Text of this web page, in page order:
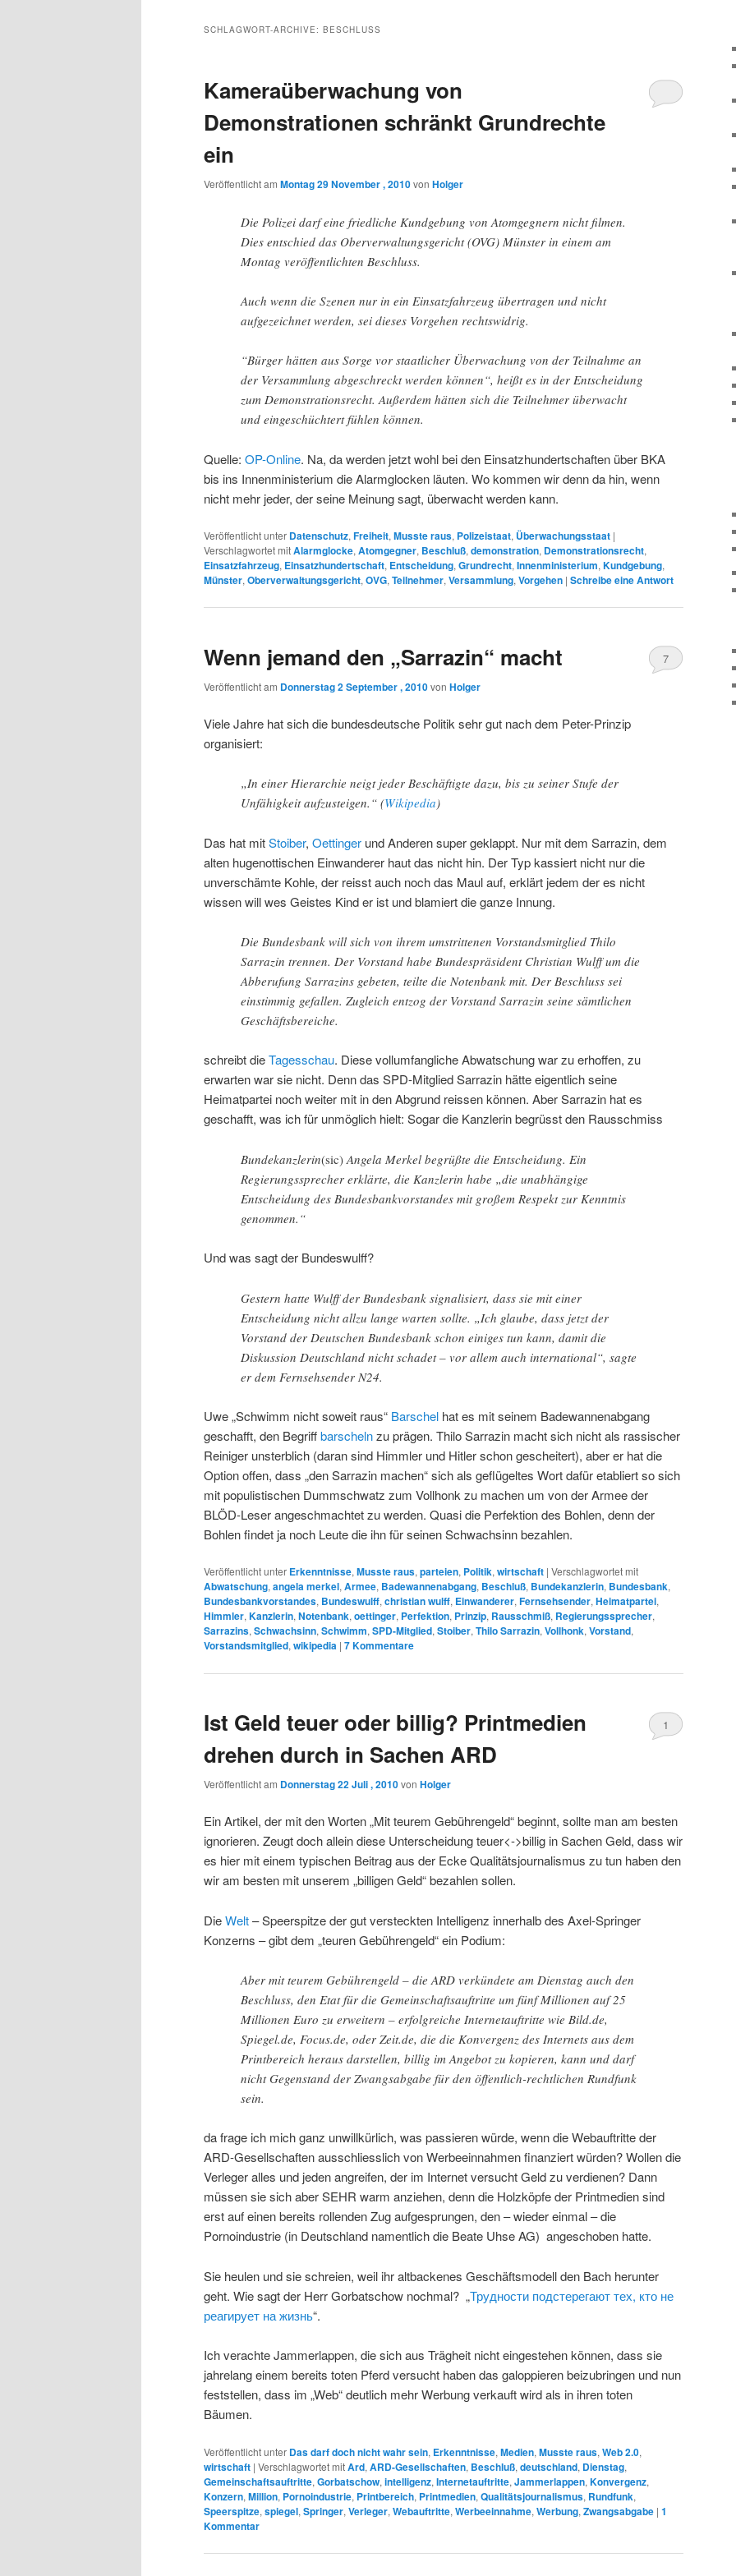
wechseln
SCHLAGWORT-ARCHIVE: BESCHLUSS
Kameraüberwachung von
Demonstrationen schränkt Grundrechte
ein
Veröffentlicht am Montag 29 November , 2010von Holger
Die Polizei darf eine friedliche Kundgebung von Atomgegnern nicht filmen.
Dies entschied das Oberverwaltungsgericht (OVG) Münster in einem am
Montag veröffentlichten Beschluss.
Auch wenn die Szenen nur in ein Einsatzfahrzeug übertragen und nicht
aufgezeichnet werden, sei dieses Vorgehen rechtswidrig.
“Bürger hätten aus Sorge vor staatlicher Überwachung von der Teilnahme an
der Versammlung abgeschreckt werden können“, heißt es in der Entscheidung
zum Demonstrationsrecht. Außerdem hätten sich die Teilnehmer überwacht
und eingeschüchtert fühlen können.
Quelle: OP-Online. Na, da werden jetzt wohl bei den Einsatzhundertschaften über BKA
bis ins Innenministerium die Alarmglocken läuten. Wo kommen wir denn da hin, wenn
nicht mehr jeder, der seine Meinung sagt, überwacht werden kann.
Veröffentlicht unter Datenschutz, Freiheit, Musste raus, Polizeistaat, Überwachungsstaat |
Verschlagwortet mitAlarmglocke, Atomgegner, Beschluß, demonstration, Demonstrationsrecht,
Einsatzfahrzeug, Einsatzhundertschaft, Entscheidung, Grundrecht, Innenministerium, Kundgebung,
Münster, Oberverwaltungsgericht, OVG, Teilnehmer, Versammlung, Vorgehen | Schreibe eine Antwort
Wenn jemand den „Sarrazin“ macht
Veröffentlicht am Donnerstag 2 September , 2010von Holger
7
Viele Jahre hat sich die bundesdeutsche Politik sehr gut nach dem Peter-Prinzip
organisiert:
„In einer Hierarchie neigt jeder Beschäftigte dazu, bis zu seiner Stufe der
Unfähigkeit aufzusteigen.“ (Wikipedia)
Das hat mitStoiber, Oettinger und Anderen super geklappt. Nur mit dem Sarrazin, dem
alten hugenottischen Einwanderer haut das nicht hin. Der Typ kassiert nicht nur die
unverschämte Kohle, der reisst auch noch das Maul auf, erklärt jedem der es nicht
wissen will wes Geistes Kind er ist und blamiert die ganze Innung.
Die Bundesbank will sich von ihrem umstrittenen Vorstandsmitglied Thilo
Sarrazin trennen. Der Vorstand habe Bundespräsident Christian Wulff um die
Abberufung Sarrazins gebeten, teilte die Notenbank mit. Der Beschluss sei
einstimmig gefallen. Zugleich entzog der Vorstand Sarrazin seine sämtlichen
Geschäftsbereiche.
schreibt dieTagesschau. Diese vollumfangliche Abwatschung war zu erhoffen, zu
erwarten war sie nicht. Denn das SPD-Mitglied Sarrazin hätte eigentlich seine
Heimatpartei noch weiter mit in den Abgrund reissen können. Aber Sarrazin hat es
geschafft, was ich für unmöglich hielt: Sogar die Kanzlerin begrüsst den Rausschmiss
Bundekanzlerin(sic) Angela Merkel begrüßte die Entscheidung. Ein
Regierungssprecher erklärte, die Kanzlerin habe „die unabhängige
Entscheidung des Bundesbankvorstandes mit großem Respekt zur Kenntnis
genommen.“
Und was sagt der Bundeswulff?
Gestern hatte Wulff der Bundesbank signalisiert, dass sie mit einer
Entscheidung nicht allzu lange warten sollte. „Ich glaube, dass jetzt der
Vorstand der Deutschen Bundesbank schon einiges tun kann, damit die
Diskussion Deutschland nicht schadet – vor allem auch international“, sagte
er dem Fernsehsender N24.
Uwe „Schwimm nicht soweit raus“ Barschel hat es mit seinem Badewannenabgang
geschafft, den Begriffbarschelnzu prägen. Thilo Sarrazin macht sich nicht als rassischer
Reiniger unsterblich (daran sind Himmler und Hitler schon gescheitert), aber er hat die
Option offen, dass „den Sarrazin machen“ sich als geflügeltes Wort dafür etabliert so sich
mit populistischen Dummschwatz zum Vollhonk zu machen um von der Armee der
BLÖD-Leser angeschmachtet zu werden. Quasi die Perfektion des Bohlen, denn der
Bohlen findet ja noch Leute die ihn für seinen Schwachsinn bezahlen.
Veröffentlicht unter Erkenntnisse, Musste raus, parteien, Politik, wirtschaft | Verschlagwortet mit
Abwatschung, angela merkel, Armee, Badewannenabgang, Beschluß, Bundekanzlerin, Bundesbank,
Bundesbankvorstandes, Bundeswulff, christian wulff, Einwanderer, Fernsehsender, Heimatpartei,
Himmler, Kanzlerin, Notenbank, oettinger, Perfektion, Prinzip, Rausschmiß, Regierungssprecher,
Sarrazins, Schwachsinn, Schwimm, SPD-Mitglied, Stoiber, Thilo Sarrazin, Vollhonk, Vorstand,
Vorstandsmitglied, wikipedia | 7Kommentare
Ist Geld teuer oder billig? Printmedien
drehen durch in Sachen ARD
Veröffentlicht am Donnerstag 22 Juli , 2010von Holger
1
Ein Artikel, der mit den Worten „Mit teurem Gebührengeld“ beginnt, sollte man am besten
ignorieren. Zeugt doch allein diese Unterscheidung teuer<->billig in Sachen Geld, dass wir
es hier mit einem typischen Beitrag aus der Ecke Qualitätsjournalismus zu tun haben den
wir am besten mit unserem „billigen Geld“ bezahlen sollen.
DieWelt– Speerspitze der gut versteckten Intelligenz innerhalb des Axel-Springer
Konzerns – gibt dem „teuren Gebührengeld“ ein Podium:
Aber mit teurem Gebührengeld – die ARD verkündete am Dienstag auch den
Beschluss, den Etat für die Gemeinschaftsauftritte um fünf Millionen auf 25
Millionen Euro zu erweitern – erfolgreiche Internetauftritte wie Bild.de,
Spiegel.de, Focus.de, oder Zeit.de, die die Konvergenz des Internets aus dem
Printbereich heraus darstellen, billig im Angebot zu kopieren, kann und darf
nicht Gegenstand der Zwangsabgabe für den öffentlich-rechtlichen Rundfunk
sein.
da frage ich mich ganz unwillkürlich, was passieren würde, wenn die Webauftritte der
ARD-Gesellschaften ausschliesslich von Werbeeinnahmen finanziert würden? Wollen die
Verleger alles und jeden angreifen, der im Internet versucht Geld zu verdienen? Dann
müssen sie sich aber SEHR warm anziehen, denn die Holzköpfe der Printmedien sind
erst auf einen bereits rollenden Zug aufgesprungen, den – wieder einmal – die
Pornoindustrie (in Deutschland namentlich die Beate Uhse AG) angeschoben hatte.
Sie heulen und sie schreien, weil ihr altbackenes Geschäftsmodell den Bach herunter
geht. Wie sagt der Herr Gorbatschow nochmal? „Трудности подстерегают тех, кто не
реагирует на жизнь“.
Ich verachte Jammerlappen, die sich aus Trägheit nicht eingestehen können, dass sie
jahrelang einem bereits toten Pferd versucht haben das galoppieren beizubringen und nun
feststellen, dass im „Web“ deutlich mehr Werbung verkauft wird als in ihren toten
Bäumen.
Veröffentlicht unter Das darf doch nicht wahr sein, Erkenntnisse, Medien, Musste raus, Web 2.0,
wirtschaft | Verschlagwortet mitArd, ARD-Gesellschaften, Beschluß, deutschland, Dienstag,
Gemeinschaftsauftritte, Gorbatschow, intelligenz, Internetauftritte, Jammerlappen, Konvergenz,
Konzern, Million, Pornoindustrie, Printbereich, Printmedien, Qualitätsjournalismus, Rundfunk,
Speerspitze, spiegel, Springer, Verleger, Webauftritte, Werbeeinnahme, Werbung, Zwangsabgabe | 1
Kommentar